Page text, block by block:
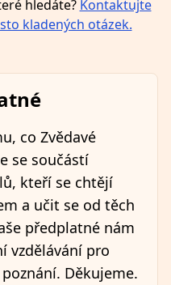
hledáte? Kontaktujte
kladených otázek.
co Zvědavé
se součástí
kteří se chtějí
a učit se od těch
předplatné nám
vzdělávání pro
Děkujeme.